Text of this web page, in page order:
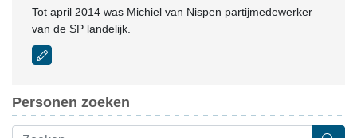
Tot april 2014 was Michiel van Nispen partijmedewerker
van de SP landelijk.
Personen zoeken